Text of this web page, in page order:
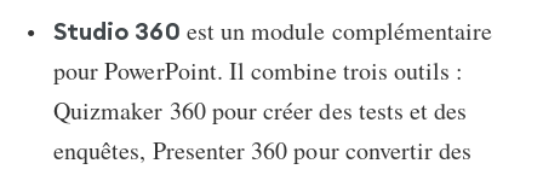
Studio 360 est un module complémentaire
pour PowerPoint. Il combine trois outils :
Quizmaker 360 pour créer des tests et des
enquêtes, Presenter 360 pour convertir des